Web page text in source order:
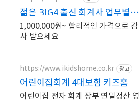
젊은 BIG4 출신 회계사 업무별
전문센터 운영
1,000,000원~ 합리적인 가격으로 감
사 받으세요!
https://www.ikidshome.co.kr 광고
어린이집회계 4대보험 키즈홈
어린이집 전자 회계 장부 연말정산 영